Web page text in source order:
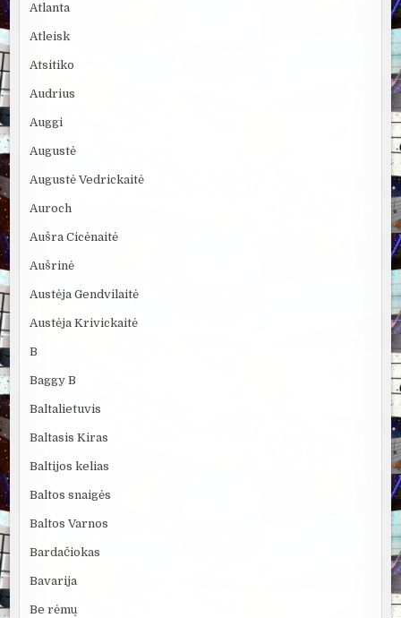
Atlanta
Atleisk
Atsitiko
Audrius
Auggi
Augustė
Augustė Vedrickaitė
Auroch
Aušra Cicėnaitė
Aušrinė
Austėja Gendvilaitė
Austėja Krivickaitė
B
Baggy B
Baltalietuvis
Baltasis Kiras
Baltijos kelias
Baltos snaigės
Baltos Varnos
Bardačiokas
Bavarija
Be rėmų